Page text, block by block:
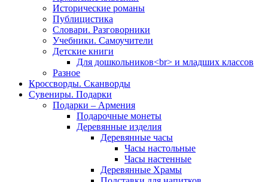
Исторические романы
Публицистика
Словари. Разговорники
Учебники. Самоучители
Детские книги
Для дошкольников<br> и младших классов
Разное
Кроссворды. Сканворды
Сувениры. Подарки
Подарки – Армения
Подарочные монеты
Деревянные изделия
Деревянные часы
Часы настольные
Часы настенные
Деревянные Храмы